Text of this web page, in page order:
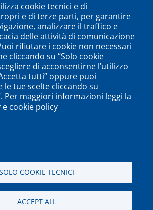
cookie tecnici e di
e di terze parti, per garantire
analizzare il traffico e
delle attività di comunicazione
rifiutare i cookie non necessari
cliccando su “Solo cookie
di acconsentirne l’utilizzo
tutti” oppure puoi
le tue scelte cliccando su
Per maggiori informazioni leggi la
cookie policy
COOKIE TECNICI
ACCEPT ALL
Studi del Sannio di Benevento - Piazza